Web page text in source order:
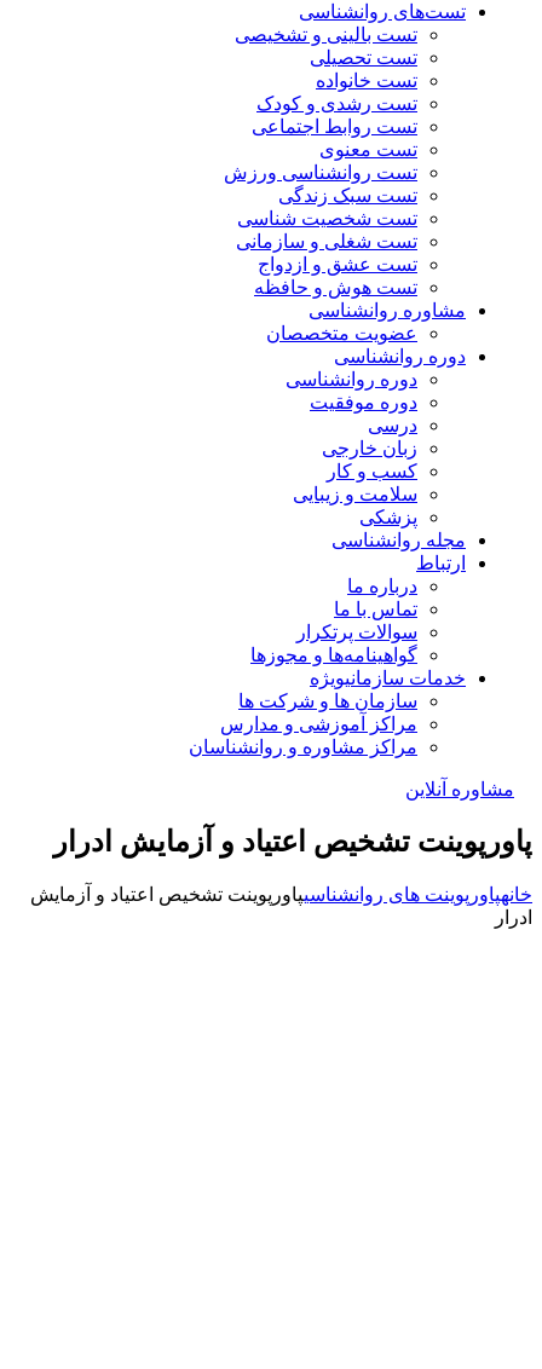
تست‌های روانشناسی
تست بالینی و تشخیصی
تست تحصیلی
تست خانواده
تست رشدی و کودک
تست روابط اجتماعی
تست معنوی
تست روانشناسی ورزش
تست سبک زندگی
تست شخصیت شناسی
تست شغلی و سازمانی
تست عشق و ازدواج
تست هوش و حافظه
مشاوره روانشناسی
عضویت متخصصان
دوره روانشناسی
دوره روانشناسی
دوره موفقیت
درسی
زبان خارجی
کسب و کار
سلامت و زیبایی
پزشکی
مجله روانشناسی
ارتباط
درباره ما
تماس با ما
سوالات پرتکرار
گواهینامه‌ها و مجوزها
خدمات سازمانیویژه
سازمان ها و شرکت ها
مراکز آموزشی و مدارس
مراکز مشاوره و روانشناسان
مشاوره آنلاین
پاورپوینت تشخیص اعتیاد و آزمایش ادرار
خانهپاورپوینت های روانشناسیپاورپوینت تشخیص اعتیاد و آزمایش
ادرار